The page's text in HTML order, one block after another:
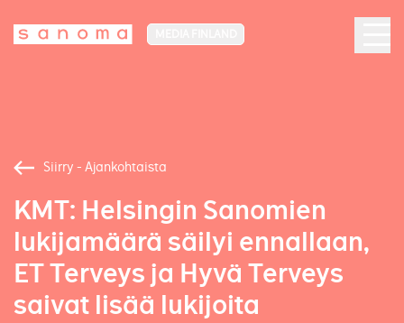
Siirry - Ajankohtaista
KMT: Helsingin Sanomien
lukijamäärä säilyi ennallaan,
ET Terveys ja Hyvä Terveys
saivat lisää lukijoita